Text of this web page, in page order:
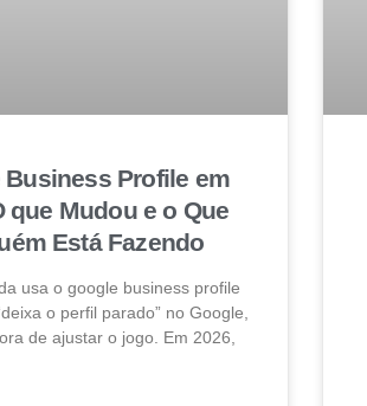
Business Profile em
que Mudou e o Que
Está Fazendo
usa o google business profile
o perfil parado” no Google,
de ajustar o jogo. Em 2026,